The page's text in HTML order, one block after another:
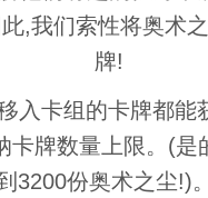
,我们索性将奥术
牌!
入卡组的卡牌都能
卡牌数量上限。(
3200份奥术之尘!)